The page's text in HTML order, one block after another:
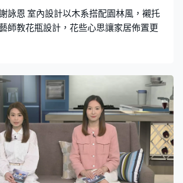
詠恩 室內設計以木系搭配園林風，襯托
師教花瓶設計，花些心思讓家居佈置更